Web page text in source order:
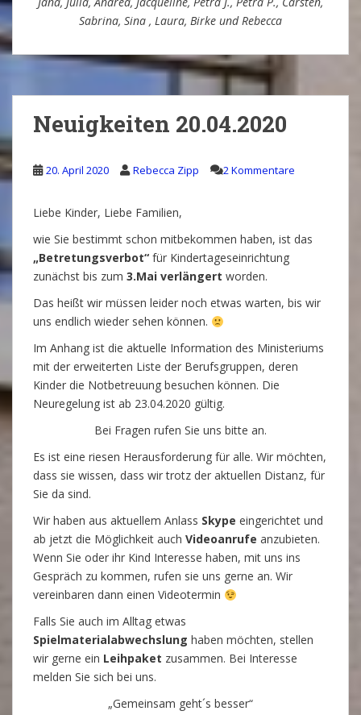
Sabrina, Sina , Laura, Birke und Rebecca
Neuigkeiten 20.04.2020
20. April 2020 Rebecca Zipp 2 Kommentare
Liebe Kinder, Liebe Familien,
wie Sie bestimmt schon mitbekommen haben, ist das
„Betretungsverbot“ für Kindertageseinrichtung
zunächst bis zum 3.Mai verlängert worden.
Das heißt wir müssen leider noch etwas warten, bis wir
uns endlich wieder sehen können.
Im Anhang ist die aktuelle Information des Ministeriums
mit der erweiterten Liste der Berufsgruppen, deren
Kinder die Notbetreuung besuchen können. Die
Neuregelung ist ab 23.04.2020 gültig.
Bei Fragen rufen Sie uns bitte an.
Es ist eine riesen Herausforderung für alle. Wir möchten,
dass sie wissen, dass wir trotz der aktuellen Distanz, für
Sie da sind.
Wir haben aus aktuellem Anlass Skype eingerichtet und
ab jetzt die Möglichkeit auch Videoanrufe anzubieten.
Wenn Sie oder ihr Kind Interesse haben, mit uns ins
Gespräch zu kommen, rufen sie uns gerne an. Wir
vereinbaren dann einen Videotermin
Falls Sie auch im Alltag etwas
Spielmaterialabwechslung haben möchten, stellen
wir gerne ein Leihpaket zusammen. Bei Interesse
melden Sie sich bei uns.
„Gemeinsam geht´s besser“